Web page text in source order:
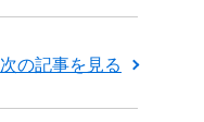
次の記事を見る